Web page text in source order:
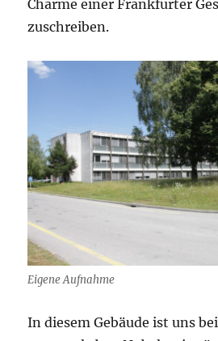
Charme einer Frankfurter
zuschreiben.
Eigene Aufnahme
In diesem Gebäude ist uns